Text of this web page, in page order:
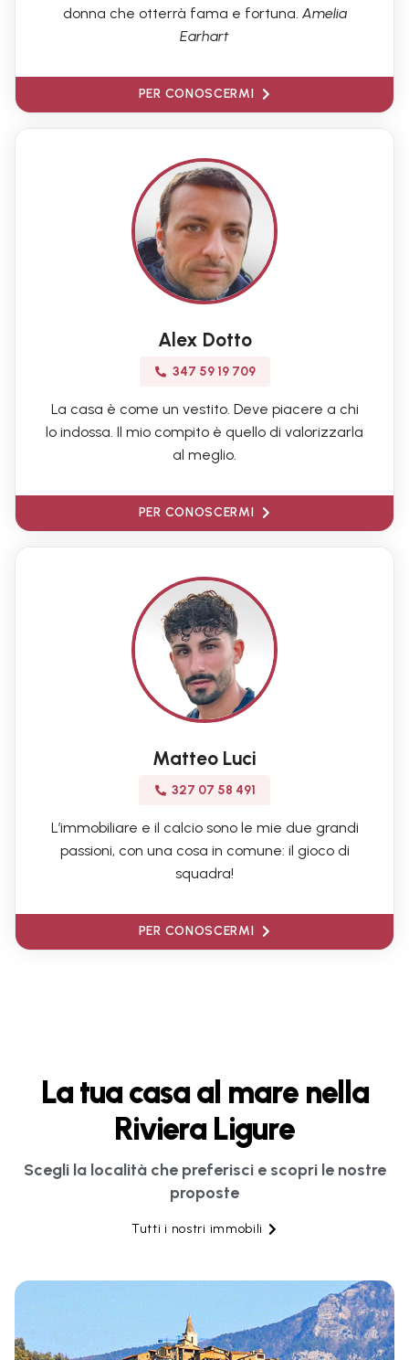
donna che otterrà fama e fortuna. Amelia
Earhart
PER CONOSCERMI
Alex Dotto
347 59 19 709
La casa è come un vestito. Deve piacere a chi
lo indossa. Il mio compito è quello di valorizzarla
al meglio.
PER CONOSCERMI
Matteo Luci
327 07 58 491
L’immobiliare e il calcio sono le mie due grandi
passioni, con una cosa in comune: il gioco di
squadra!
PER CONOSCERMI
La tua casa al mare nella
Riviera Ligure
Scegli la località che preferisci e scopri le nostre
proposte
Tutti i nostri immobili